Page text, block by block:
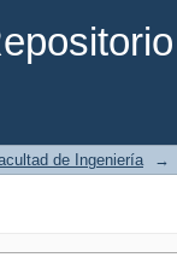
de Ingeniería →